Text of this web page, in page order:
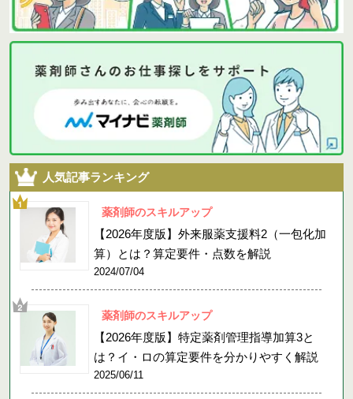
人気記事ランキング
薬剤師のスキルアップ
【2026年度版】外来服薬支援料2（一包化加
算）とは？算定要件・点数を解説
2024/07/04
薬剤師のスキルアップ
【2026年度版】特定薬剤管理指導加算3と
は？イ・ロの算定要件を分かりやすく解説
2025/06/11